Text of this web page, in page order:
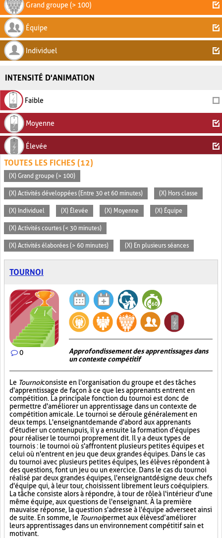
Grand groupe (> 100)
Équipe
Individuel
INTENSITÉ D'ANIMATION
Faible
Moyenne
Élevée
TOUTES LES FICHES (12)
(X) Grand groupe (> 100)
(X) Activités développées (Entre 30 et 60 minutes) (X) Hors classe
(X) Individuel (X) Élevée (X) Moyenne (X) Équipe
(X) Activités courtes (< 30 minutes)
(X) Activités élaborées (> 60 minutes) (X) En plusieurs séances
TOURNOI
0
Approfondissement des apprentissages dans
un contexte compétitif
Le Tournoiconsiste en l'organisation du groupe et des tâches
d'apprentissage de façon à ce que les apprenants entrent en
compétition. La principale fonction du tournoi est donc de
permettre d'améliorer un apprentissage dans un contexte de
compétition amicale. Le tournoi se déroule généralement en
deux temps. L'enseignant demande d'abord aux apprenants
d'étudier un contenu puis, il y a ensuite la formation d'équipes
pour réaliser le tournoi proprement dit. Il y a deux types de
tournois : le tournoi où s'affrontent plusieurs petites équipes et
celui où n'entrent en jeu que deux grandes équipes. Dans le cas
du tournoi avec plusieurs petites équipes, les élèves répondent à
des questions, font un jeu ou un exercice. Dans le cas du tournoi
réalisé par deux grandes équipes, l'enseignant désigne deux chefs
d'équipe qui, à leur tour, choisissent librement leurs coéquipiers.
La tâche consiste alors à répondre, à tour de rôle à l'intérieur d'une
même équipe, aux questions de l'enseignant. À la première
mauvaise réponse, la question s'adresse à l'équipe adverse et ainsi
de suite. En somme, le Tournoipermet aux élèves d’améliorer
leurs apprentissages dans un environnement compétitif sain et
motivant.